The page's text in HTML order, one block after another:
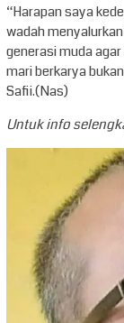
“Harapan saya
wadah
generasi muda
mari berkarya
Safii.(Nas)
Untuk info